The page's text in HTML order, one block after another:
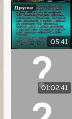
05:41
Другое
01:02:41